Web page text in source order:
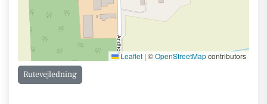
Leaflet | ©OpenStreetMapcontributors
Rutevejledning